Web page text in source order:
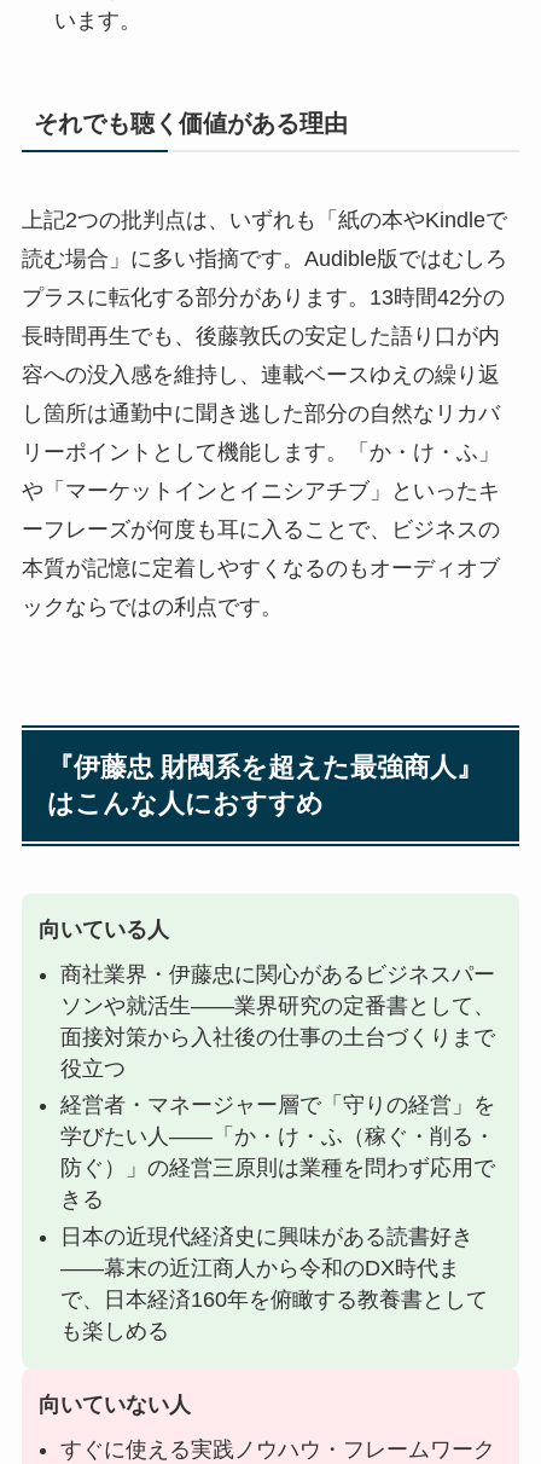
います。
それでも聴く価値がある理由
上記2つの批判点は、いずれも「紙の本やKindleで
読む場合」に多い指摘です。Audible版ではむしろ
プラスに転化する部分があります。13時間42分の
長時間再生でも、後藤敦氏の安定した語り口が内
容への没入感を維持し、連載ベースゆえの繰り返
し箇所は通勤中に聞き逃した部分の自然なリカバ
リーポイントとして機能します。「か・け・ふ」
や「マーケットインとイニシアチブ」といったキ
ーフレーズが何度も耳に入ることで、ビジネスの
本質が記憶に定着しやすくなるのもオーディオブ
ックならではの利点です。
『伊藤忠 財閥系を超えた最強商人』
はこんな人におすすめ
向いている人
商社業界・伊藤忠に関心があるビジネスパー
ソンや就活生——業界研究の定番書として、
面接対策から入社後の仕事の土台づくりまで
役立つ
経営者・マネージャー層で「守りの経営」を
学びたい人——「か・け・ふ（稼ぐ・削る・
防ぐ）」の経営三原則は業種を問わず応用で
きる
日本の近現代経済史に興味がある読書好き
——幕末の近江商人から令和のDX時代ま
で、日本経済160年を俯瞰する教養書として
も楽しめる
向いていない人
すぐに使える実践ノウハウ・フレームワーク